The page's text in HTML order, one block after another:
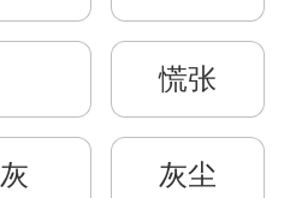
慌张
灰 灰尘